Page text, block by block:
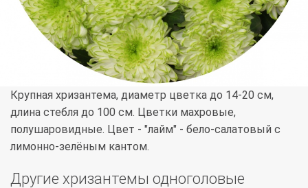
Крупная хризантема, диаметр цветка до 14-20 см,
длина стебля до 100 см. Цветки махровые,
полушаровидные. Цвет - "лайм" - бело-салатовый с
лимонно-зелёным кантом.
Другие хризантемы одноголовые